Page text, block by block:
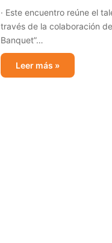
· Este encuentro reúne el
través de la colaboración
Banquet”…
Leer más »